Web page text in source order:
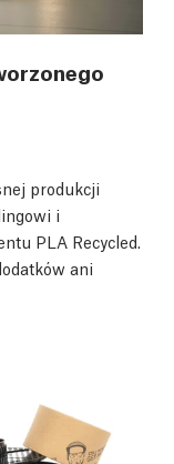
produkcji
i
PLA Recycled.
ani